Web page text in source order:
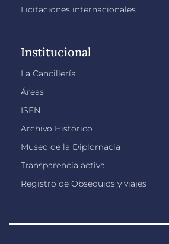
Licitaciones internacionales
Institucional
La Cancillería
Áreas
ISEN
Archivo Histórico
Museo de la Diplomacia
Transparencia activa
Registro de Obsequios y viajes